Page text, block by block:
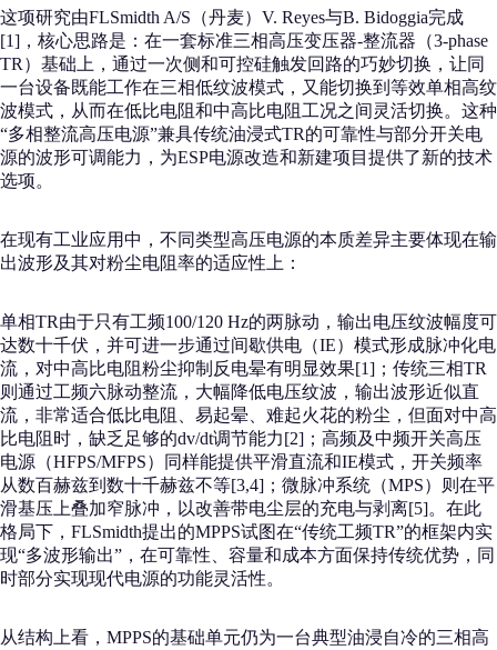
这项研究由FLSmidth A/S（丹麦）V. Reyes与B. Bidoggia完成
[1]，核心思路是：在一套标准三相高压变压器-整流器（3-phase
TR）基础上，通过一次侧和可控硅触发回路的巧妙切换，让同
一台设备既能工作在三相低纹波模式，又能切换到等效单相高纹
波模式，从而在低比电阻和中高比电阻工况之间灵活切换。这种
“多相整流高压电源”兼具传统油浸式TR的可靠性与部分开关电
源的波形可调能力，为ESP电源改造和新建项目提供了新的技术
选项。
在现有工业应用中，不同类型高压电源的本质差异主要体现在输
出波形及其对粉尘电阻率的适应性上：
单相TR由于只有工频100/120 Hz的两脉动，输出电压纹波幅度可
达数十千伏，并可进一步通过间歇供电（IE）模式形成脉冲化电
流，对中高比电阻粉尘抑制反电晕有明显效果[1]；传统三相TR
则通过工频六脉动整流，大幅降低电压纹波，输出波形近似直
流，非常适合低比电阻、易起晕、难起火花的粉尘，但面对中高
比电阻时，缺乏足够的dv/dt调节能力[2]；高频及中频开关高压
电源（HFPS/MFPS）同样能提供平滑直流和IE模式，开关频率
从数百赫兹到数十千赫兹不等[3,4]；微脉冲系统（MPS）则在平
滑基压上叠加窄脉冲，以改善带电尘层的充电与剥离[5]。在此
格局下，FLSmidth提出的MPPS试图在“传统工频TR”的框架内实
现“多波形输出”，在可靠性、容量和成本方面保持传统优势，同
时部分实现现代电源的功能灵活性。
从结构上看，MPPS的基础单元仍为一台典型油浸自冷的三相高